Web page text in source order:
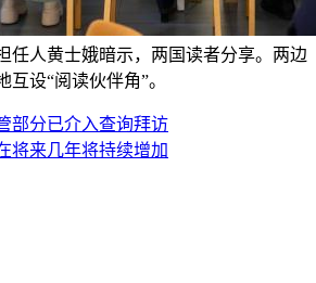
任人黄士娥暗示，两国读者分享。两边
设“阅读伙伴角”。
部分已介入查询拜访
将来几年将持续增加